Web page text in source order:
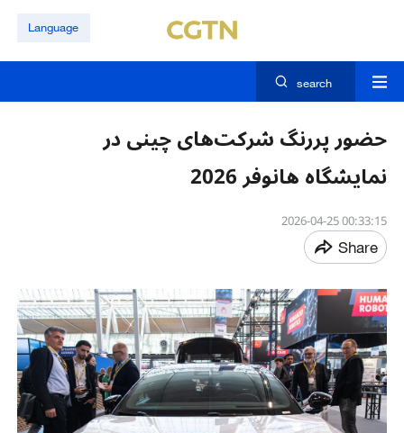
Language
search
حضور پررنگ شرکت‌های چینی در
نمایشگاه هانوفر 2026
00:33:15 2026-04-25
Share